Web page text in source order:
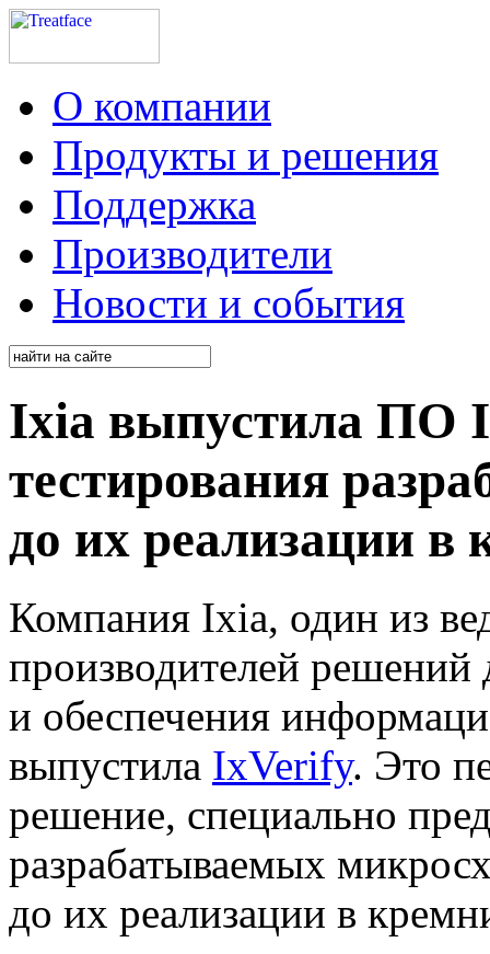
О компании
Продукты и решения
Поддержка
Производители
Новости и события
Ixia выпустила ПО
тестирования
до их реализации в
Компания Ixia, один из
производителей решений
и обеспечения
выпустила IxVerify. Это
решение, специально
разрабатываемых
до их реализации в